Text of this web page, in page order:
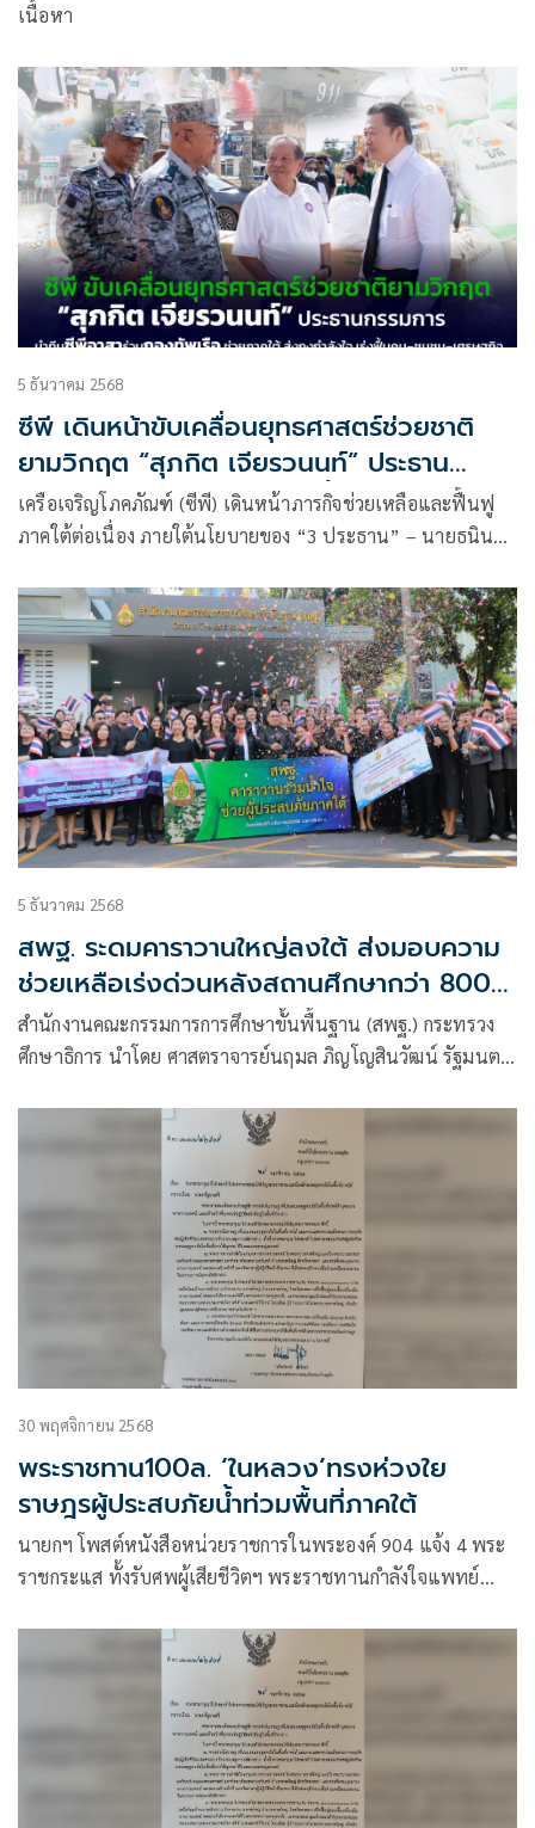
เนื้อหา
5 ธันวาคม 2568
ซีพี เดินหน้าขับเคลื่อนยุทธศาสตร์ช่วยชาติ
ยามวิกฤต “สุภกิต เจียรวนนท์” ประธาน
กรรมการ นำทัพซีพีอาสาลงพื้นที่หาดใหญ่
มอบถุงกำลังใจผ่านกองทัพเรือ พร้อมเดิน
ท่วมใต้
เครือเจริญโภคภัณฑ์ (ซีพี) เดินหน้าภารกิจช่วยเหลือและฟื้นฟู
ภาคใต้ต่อเนื่อง ภายใต้นโยบายของ “3 ประธาน” – นายธนินท์
กรรมการ และนายศุภชัย เจียรวนนท์ ประธานคณะผู้บริหาร – ที่
ย้ำชัดว่าในยามที่ประเทศเผชิญภัยพิบัติ ซีพีจะต้องเป็นหนึ่งใน
กลไกสำคัญของสังคมไทย โดยใช้ศักยภาพขององค์กรสนับสนุน
ภาครัฐและชุมชนให้ยืนหยัดได้โดยเร็วที่สุด
5 ธันวาคม 2568
สพฐ. ระดมคาราวานใหญ่ลงใต้ ส่งมอบความ
ช่วยเหลือเร่งด่วนหลังสถานศึกษากว่า 800
แห่งได้รับผลกระทบจากอุทกภัย ดร.ศักดิ์สิน
โรจน์สราญรมย์ หนุนรถบรรทุกเสริมกำลัง
เคียงข้างครู-นักเรียนจนกว่าสถานการณ์จะ
คลี่คลาย.
สำนักงานคณะกรรมการการศึกษาขั้นพื้นฐาน (สพฐ.) กระทรวง
ศึกษาธิการ นำโดย ศาสตราจารย์นฤมล ภิญโญสินวัฒน์ รัฐมนตรี
ช่วยเหลืออุทกภัยในพื้นที่ภาคใต้ ประจำปี 2568” เพื่อส่งมอบ
ความช่วยเหลือเร่งด่วนให้แก่สถานศึกษา นักเรียน ครู และ
บุคลากรที่ได้รับผลกระทบจากน้ำท่วมหลายจังหวัดในภาคใต้
30 พฤศจิกายน 2568
พระราชทาน100ล. ‘ในหลวง’ทรงห่วงใย
ราษฎรผู้ประสบภัยนํ้าท่วมพื้นที่ภาคใต้
นายกฯ โพสต์หนังสือหน่วยราชการในพระองค์ 904 แจ้ง 4 พระ
ราชกระแส ทั้งรับศพผู้เสียชีวิตฯ พระราชทานกำลังใจแพทย์